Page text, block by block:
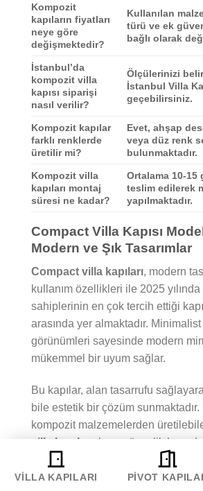
Kompozit
kapıların fiyatları
neye göre
değişmektedir?
Kullanılan
türü ve ek
bağlı olarak
İstanbul’da
kompozit villa
kapısı siparişi
nasıl verilir?
Ölçülerinizi
İstanbul Villa
geçebilirsiniz.
Kompozit kapılar
farklı renklerde
üretilir mi?
Evet, ahşap
veya düz renk
bulunmaktadır.
Kompozit villa
kapıları montaj
süresi ne kadar?
Ortalama 10-15
teslim edilerek
yapılmaktadır.
Compact Villa Kapısı
Modern ve Şık Tasarımlar
Compact villa kapıları, modern
kullanım özellikleri ile 2025
sahiplerinin en çok tercih ettiği
arasında yer almaktadır.
görünümleri sayesinde modern
mükemmel bir uyum sağlar.
Bu kapılar, alan tasarrufu
bile estetik bir çözüm
kompozit malzemelerden
villa kapıları
, hem güvenlik hem
en iyi seçeneklerden biridir.
VILLA KAPILARI PIVOT